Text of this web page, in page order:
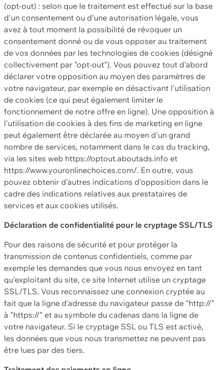
(opt-out) : selon que le traitement est effectué sur la base
d'un consentement ou d'une autorisation légale, vous
avez à tout moment la possibilité de révoquer un
consentement donné ou de vous opposer au traitement
de vos données par les technologies de cookies (désigné
collectivement par "opt-out"). Vous pouvez tout d'abord
déclarer votre opposition au moyen des paramètres de
votre navigateur, par exemple en désactivant l'utilisation
de cookies (ce qui peut également limiter le
fonctionnement de notre offre en ligne). Une opposition à
l'utilisation de cookies à des fins de marketing en ligne
peut également être déclarée au moyen d'un grand
nombre de services, notamment dans le cas du tracking,
via les sites web https://optout.aboutads.info et
https://www.youronlinechoices.com/. En outre, vous
pouvez obtenir d'autres indications d'opposition dans le
cadre des indications relatives aux prestataires de
services et aux cookies utilisés.
Déclaration de confidentialité pour le cryptage SSL/TLS
Pour des raisons de sécurité et pour protéger la
transmission de contenus confidentiels, comme par
exemple les demandes que vous nous envoyez en tant
qu'exploitant du site, ce site Internet utilise un cryptage
SSL/TLS. Vous reconnaissez une connexion cryptée au
fait que la ligne d'adresse du navigateur passe de "http://"
à "https://" et au symbole du cadenas dans la ligne de
votre navigateur. Si le cryptage SSL ou TLS est activé,
les données que vous nous transmettez ne peuvent pas
être lues par des tiers.